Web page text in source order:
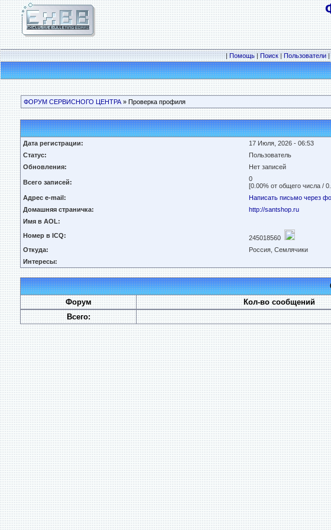
|Помощь|Поиск|Пользователи|
ФОРУМ СЕРВИСНОГО ЦЕНТРА » Проверка профиля
Дата регистрации:
17 Июля, 2026 - 06:53
Статус:
Пользователь
Обновления:
Нет записей
Всего записей:
0
[0.00% от общего числа /
Адрес e-mail:
Написать письмо через
Домашняя страничка:
http://santshop.ru
Имя в AOL:
Номер в ICQ:
245018560
Откуда:
Россия, Семлячики
Интересы:
Форум
Кол-во сообщений
Всего: